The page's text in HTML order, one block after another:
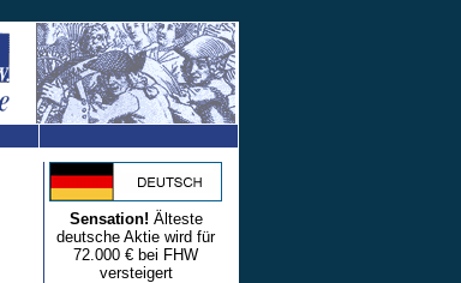
Sensation! Älteste
deutsche Aktie wird für
72.000 € bei FHW
versteigert